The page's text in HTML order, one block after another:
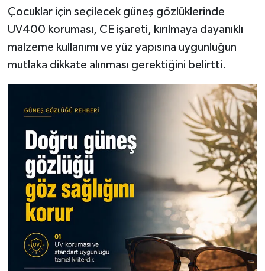
Çocuklar için seçilecek güneş gözlüklerinde
UV400 koruması, CE işareti, kırılmaya dayanıklı
malzeme kullanımı ve yüz yapısına uygunluğun
mutlaka dikkate alınması gerektiğini belirtti.